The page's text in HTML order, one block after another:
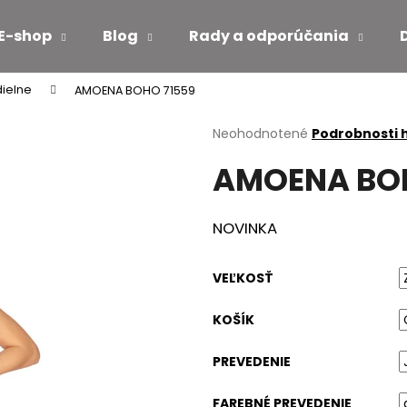
shop Blog Rady a odporúčania
AMOENA BOHO 71559
Priemerné
produktu
je
z
5
Neohodnotené Podrobnosti
AMOENA
NOVINKA
VEĽKOSŤ
KOŠÍK
PREVEDENIE
FAREBNÉ PREVEDENIE
Čo potrebujete nájsť?
HĽADAŤ